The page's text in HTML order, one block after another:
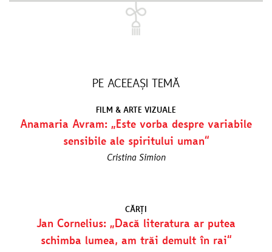
PE ACEEAȘI TEMĂ
FILM & ARTE VIZUALE
Anamaria Avram: „Este vorba despre variabile
sensibile ale spiritului uman“
Cristina Simion
CĂRȚI
Jan Cornelius: „Dacă literatura ar putea
schimba lumea, am trăi demult în rai“